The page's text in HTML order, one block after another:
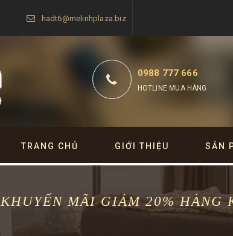
hadt6@melinhplaza.biz
0988 777 666
HOTLINE MUA HÀNG
TRANG CHỦ GIỚI THIỆU SẢN
KHUYẾN MÃI GIẢM 20% HÀNG